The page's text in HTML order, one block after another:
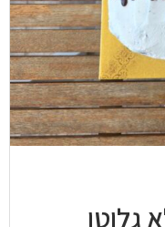
גלוטן